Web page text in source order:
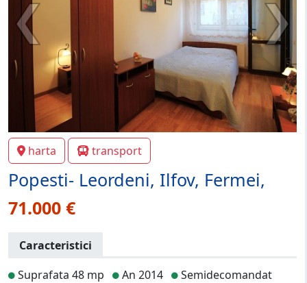
harta transport
Popesti- Leordeni, Ilfov, Fermei,
71.000 €
Caracteristici
Suprafata 48 mp
An 2014
Semidecomandat